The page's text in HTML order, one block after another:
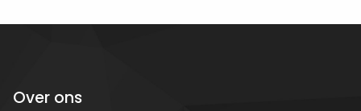
Over ons